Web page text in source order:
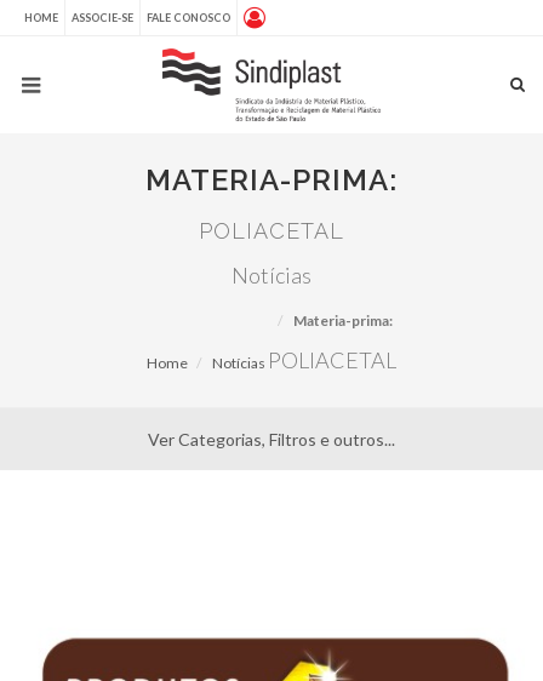
HOME ASSOCIE-SE FALE CONOSCO
MATERIA-PRIMA:
POLIACETAL
Notícias
Home Notícias
Materia-prima:
POLIACETAL
Ver Categorias, Filtros e outros...